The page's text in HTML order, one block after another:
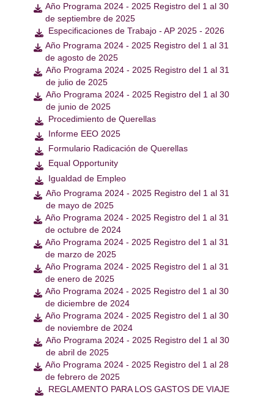
 Año Programa 2024 - 2025 Registro del 1 al 30
de septiembre de 2025
 Especificaciones de Trabajo - AP 2025 - 2026
 Año Programa 2024 - 2025 Registro del 1 al 31
de agosto de 2025
 Año Programa 2024 - 2025 Registro del 1 al 31
de julio de 2025
 Año Programa 2024 - 2025 Registro del 1 al 30
de junio de 2025
 Procedimiento de Querellas
 Informe EEO 2025
 Formulario Radicación de Querellas
 Equal Opportunity
 Igualdad de Empleo
 Año Programa 2024 - 2025 Registro del 1 al 31
de mayo de 2025
 Año Programa 2024 - 2025 Registro del 1 al 31
de octubre de 2024
 Año Programa 2024 - 2025 Registro del 1 al 31
de marzo de 2025
 Año Programa 2024 - 2025 Registro del 1 al 31
de enero de 2025
 Año Programa 2024 - 2025 Registro del 1 al 30
de diciembre de 2024
 Año Programa 2024 - 2025 Registro del 1 al 30
de noviembre de 2024
 Año Programa 2024 - 2025 Registro del 1 al 30
de abril de 2025
 Año Programa 2024 - 2025 Registro del 1 al 28
de febrero de 2025
 REGLAMENTO PARA LOS GASTOS DE VIAJE